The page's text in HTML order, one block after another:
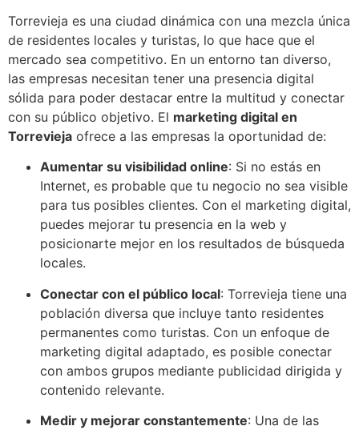
Torrevieja es una ciudad dinámica con una mezcla única
de residentes locales y turistas, lo que hace que el
mercado sea competitivo. En un entorno tan diverso,
las empresas necesitan tener una presencia digital
sólida para poder destacar entre la multitud y conectar
con su público objetivo. El marketing digital en
Torrevieja ofrece a las empresas la oportunidad de:
Aumentar su visibilidad online: Si no estás en
Internet, es probable que tu negocio no sea visible
para tus posibles clientes. Con el marketing digital,
puedes mejorar tu presencia en la web y
posicionarte mejor en los resultados de búsqueda
locales.
Conectar con el público local: Torrevieja tiene una
población diversa que incluye tanto residentes
permanentes como turistas. Con un enfoque de
marketing digital adaptado, es posible conectar
con ambos grupos mediante publicidad dirigida y
contenido relevante.
Medir y mejorar constantemente: Una de las